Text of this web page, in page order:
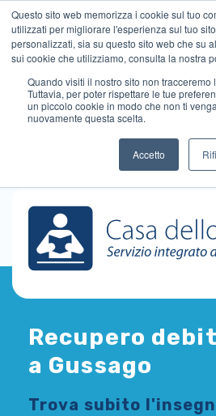
Questo sito web memorizza i cookie sul tuo
utilizzati per migliorare l'esperienza sul tuo
personalizzati, sia su questo sito web che su
sui cookie che utilizziamo, consulta la nostra
Quando visiti il ​​nostro sito non tracceremo
Tuttavia, per poter rispettare le tue
un piccolo cookie in modo che non ti
nuovamente questa scelta.
Accetto
Recupero
a Gussago
Trova subito l'